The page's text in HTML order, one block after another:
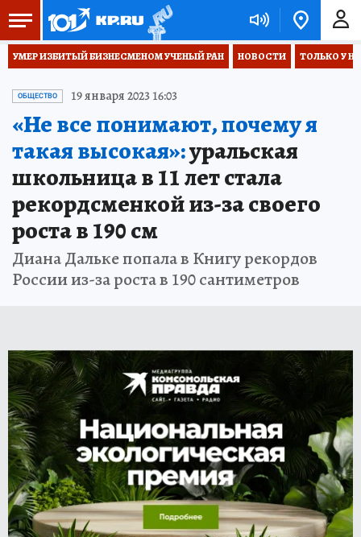
УМЕР ИЗБИТЫЙ БИЗНЕСМЕНОМ УЧЕНЫЙ РАН НОВОСТИ ТОЛЬКО У
ОБЩЕСТВО 19 января 2023 16:03
«Не все понимают, почему я
такая высокая»:уральская
школьница в 11 лет стала
рекордсменкой из-за своего
роста в 190 см
Диана Дальке попала в Книгу рекордов
России из-за роста в 190 сантиметров